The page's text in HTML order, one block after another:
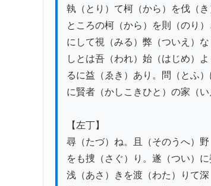
執（とり）て柯（から）を伐（
ところの柯（から）を則（のり
にして視（みる）弊（ついえ）
しとは吾（われ）始（はじめ）
るに益（ゑき）あり。問（とふ
に賢者（かしこきひと）の家（
【左丁】
尋（たづ）ね。且（そのうへ）
をも捜（さぐ）り。遂（つい）
浅（あさ）きを渡（わた）りて